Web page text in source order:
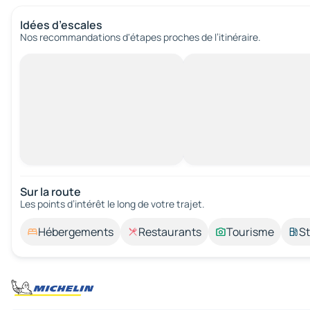
Idées d’escales
Nos recommandations d'étapes proches de l’itinéraire.
Sur la route
Les points d’intérêt le long de votre trajet.
Hébergements Restaurants Tourisme